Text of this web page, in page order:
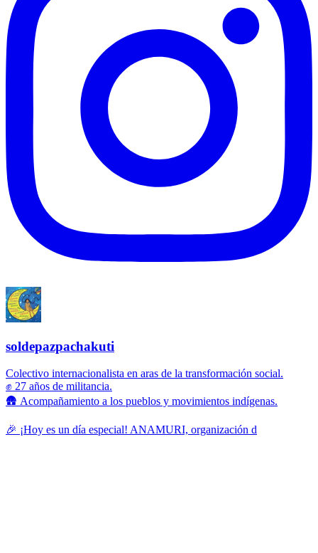
soldepazpachakuti
Colectivo internacionalista en aras de la transformación social.
✊ 27 años de militancia.
🛖 Acompañamiento a los pueblos y movimientos indígenas.
🎉 ¡Hoy es un día especial! ANAMURI, organización d